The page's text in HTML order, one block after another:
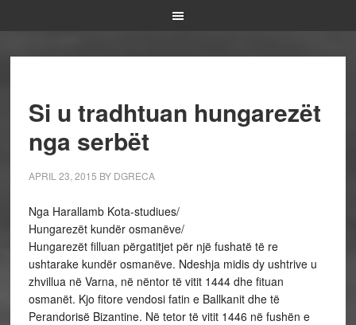
Si u tradhtuan hungarezët
nga serbët
APRIL 23, 2015 BY DGRECA
Nga Harallamb Kota-studiues/
Hungarezët kundër osmanëve/
Hungarezët filluan përgatitjet për një fushatë të re
ushtarake kundër osmanëve. Ndeshja midis dy ushtrive u
zhvillua në Varna, në nëntor të vitit 1444 dhe fituan
osmanët. Kjo fitore vendosi fatin e Ballkanit dhe të
Perandorisë Bizantine. Në tetor të vitit 1446 në fushën e